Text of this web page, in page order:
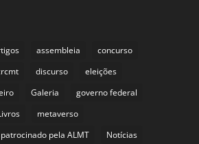
assembleia
concurso
discurso
eleições
Galeria
governo federal
metaverso
pela ALMT
Notícias